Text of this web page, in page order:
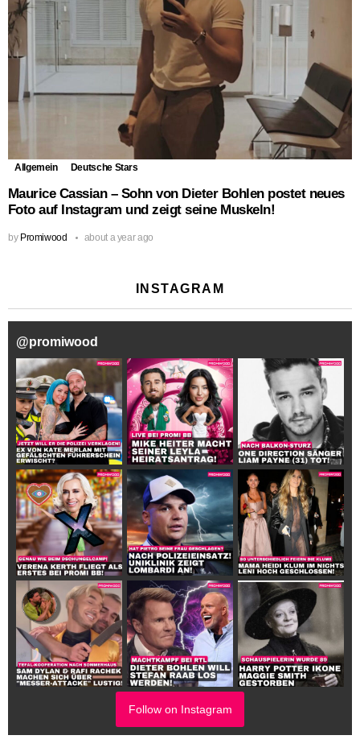
Allgemein Deutsche Stars
Maurice Cassian – Sohn von Dieter Bohlen postet neues
Foto auf Instagram und zeigt seine Muskeln!
by Promiwood about a year ago
INSTAGRAM
@promiwood
Follow on Instagram